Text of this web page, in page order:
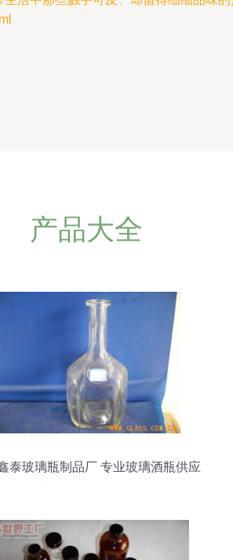
产品大全
泰玻璃瓶制品厂 专业玻璃酒瓶供应